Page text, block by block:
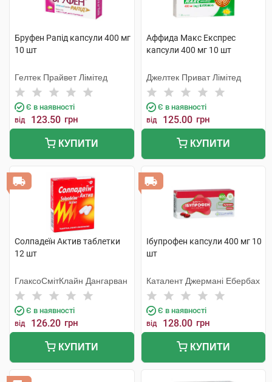
Бруфен Рапід капсули 400 мг
10 шт
Гелтек Прайвет Лімітед
Є в наявності
від 123.50 грн
КУПИТИ
Аффида Макс Експрес
капсули 400 мг 10 шт
Джелтек Приват Лімітед
Є в наявності
від 125.00 грн
КУПИТИ
Солпадеїн Актив таблетки
12 шт
ГлаксоСмітКлайн Дангарван
Є в наявності
від 126.20 грн
КУПИТИ
Ібупрофен капсули 400 мг 10
шт
Каталент Джермані Ебербах
Є в наявності
від 128.00 грн
КУПИТИ